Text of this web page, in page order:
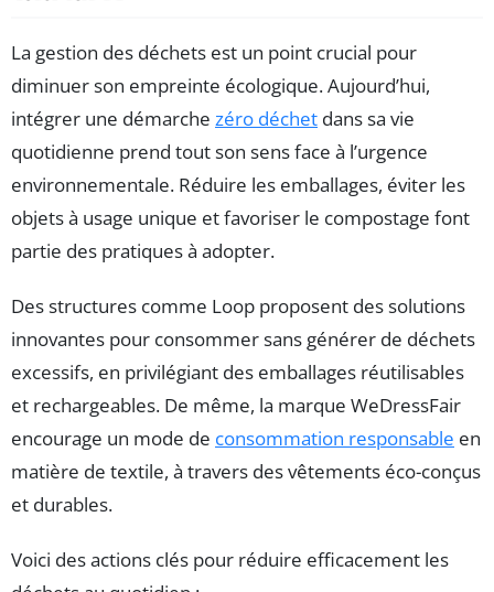
La gestion des déchets est un point crucial pour
diminuer son empreinte écologique. Aujourd’hui,
intégrer une démarche zéro déchet dans sa vie
quotidienne prend tout son sens face à l’urgence
environnementale. Réduire les emballages, éviter les
objets à usage unique et favoriser le compostage font
partie des pratiques à adopter.
Des structures comme Loop proposent des solutions
innovantes pour consommer sans générer de déchets
excessifs, en privilégiant des emballages réutilisables
et rechargeables. De même, la marque WeDressFair
encourage un mode de consommation responsable en
matière de textile, à travers des vêtements éco-conçus
et durables.
Voici des actions clés pour réduire efficacement les